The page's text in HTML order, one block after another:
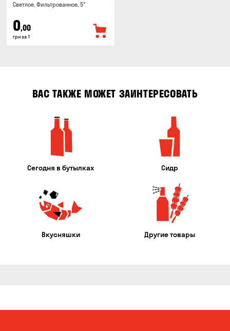
Светлое, Фильтрованное, 5°
0,00
грн за 1
ВАС ТАКЖЕ МОЖЕТ ЗАИНТЕРЕСОВАТЬ
Сегодня в бутылках Сидр
Вкусняшки Другие товары